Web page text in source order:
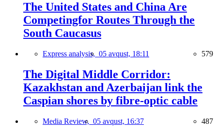
The United States and China Are
Competingfor Routes Through the
South Caucasus
Express analysis, 05 avqust, 18:11 579
The Digital Middle Corridor:
Kazakhstan and Azerbaijan link the
Caspian shores by fibre-optic cable
Media Review, 05 avqust, 16:37 487